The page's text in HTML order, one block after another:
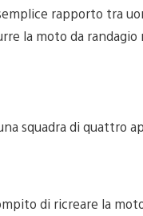
rapporto tra
la moto da randagio
squadra di quattro
di ricreare la